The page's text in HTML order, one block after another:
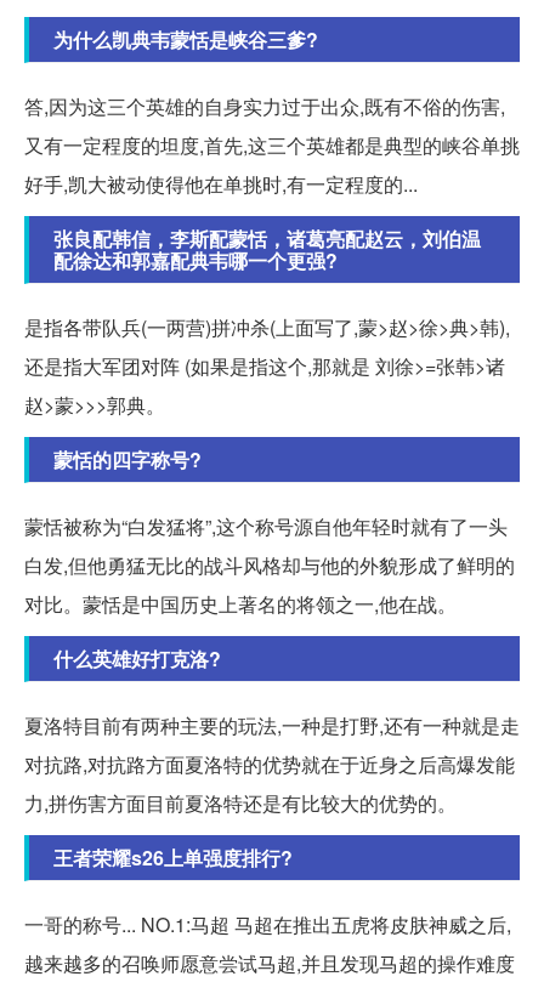
为什么凯典韦蒙恬是峡谷三爹?
答,因为这三个英雄的自身实力过于出众,既有不俗的伤害,
又有一定程度的坦度,首先,这三个英雄都是典型的峡谷单挑
好手,凯大被动使得他在单挑时,有一定程度的...
张良配韩信，李斯配蒙恬，诸葛亮配赵云，刘伯温
配徐达和郭嘉配典韦哪一个更强?
是指各带队兵(一两营)拼冲杀(上面写了,蒙>赵>徐>典>韩),
还是指大军团对阵 (如果是指这个,那就是 刘徐>=张韩>诸
赵>蒙>>>郭典。
蒙恬的四字称号?
蒙恬被称为“白发猛将”,这个称号源自他年轻时就有了一头
白发,但他勇猛无比的战斗风格却与他的外貌形成了鲜明的
对比。蒙恬是中国历史上著名的将领之一,他在战。
什么英雄好打克洛?
夏洛特目前有两种主要的玩法,一种是打野,还有一种就是走
对抗路,对抗路方面夏洛特的优势就在于近身之后高爆发能
力,拼伤害方面目前夏洛特还是有比较大的优势的。
王者荣耀s26上单强度排行?
一哥的称号... NO.1:马超 马超在推出五虎将皮肤神威之后,
越来越多的召唤师愿意尝试马超,并且发现马超的操作难度